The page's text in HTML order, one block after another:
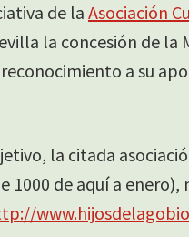
de la Asociación
la concesión de la
a su
la citada
1000 de aquí a